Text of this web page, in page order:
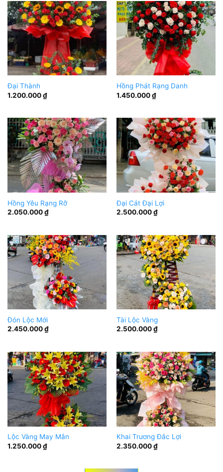
Đại Thành
1.200.000₫
Hồng Phát Rạng Danh
1.450.000₫
Hồng Yêu Rạng Rỡ
2.050.000₫
Đại Cát Đại Lợi
2.500.000₫
Đón Lộc Mới
2.450.000₫
Tài Lộc Vàng
2.500.000₫
Lộc Vàng May Mắn
1.250.000₫
Khai Trương Đắc Lợi
2.350.000₫